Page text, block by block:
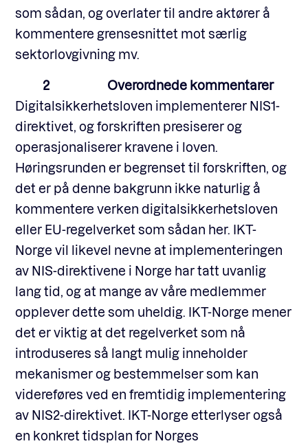
som sådan, og overlater til andre aktører å
kommentere grensesnittet mot særlig
sektorlovgivning mv.
2 Overordnede kommentarer
Digitalsikkerhetsloven implementerer NIS1-
direktivet, og forskriften presiserer og
operasjonaliserer kravene i loven.
Høringsrunden er begrenset til forskriften, og
det er på denne bakgrunn ikke naturlig å
kommentere verken digitalsikkerhetsloven
eller EU-regelverket som sådan her. IKT-
Norge vil likevel nevne at implementeringen
av NIS-direktivene i Norge har tatt uvanlig
lang tid, og at mange av våre medlemmer
opplever dette som uheldig. IKT-Norge mener
det er viktig at det regelverket som nå
introduseres så langt mulig inneholder
mekanismer og bestemmelser som kan
videreføres ved en fremtidig implementering
av NIS2-direktivet. IKT-Norge etterlyser også
en konkret tidsplan for Norges